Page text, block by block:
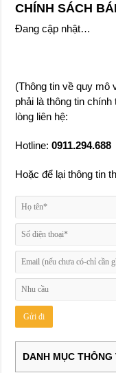
CHÍNH SÁCH
Đang cập nhật…
(Thông tin về quy mô
phải là thông tin
lòng liên hệ:
Hotline:0911.294.688
Hoặc để lại thông tin
DANH MỤC THÔNG